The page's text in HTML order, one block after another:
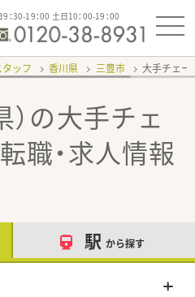
9：30-19：00 土日10：00-19：00
ッフ 香川県 三豊市 大手チェー
）の大手チェ
職・求人情報
駅 から探す